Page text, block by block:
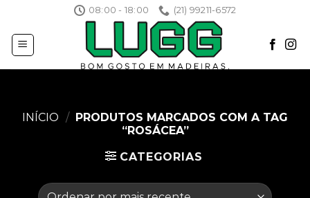
content
08:00 - 18:00 (21) 99211-6572
INÍCIO / PRODUTOS MARCADOS COM A TAG
“ROSÁCEA”
CATEGORIAS